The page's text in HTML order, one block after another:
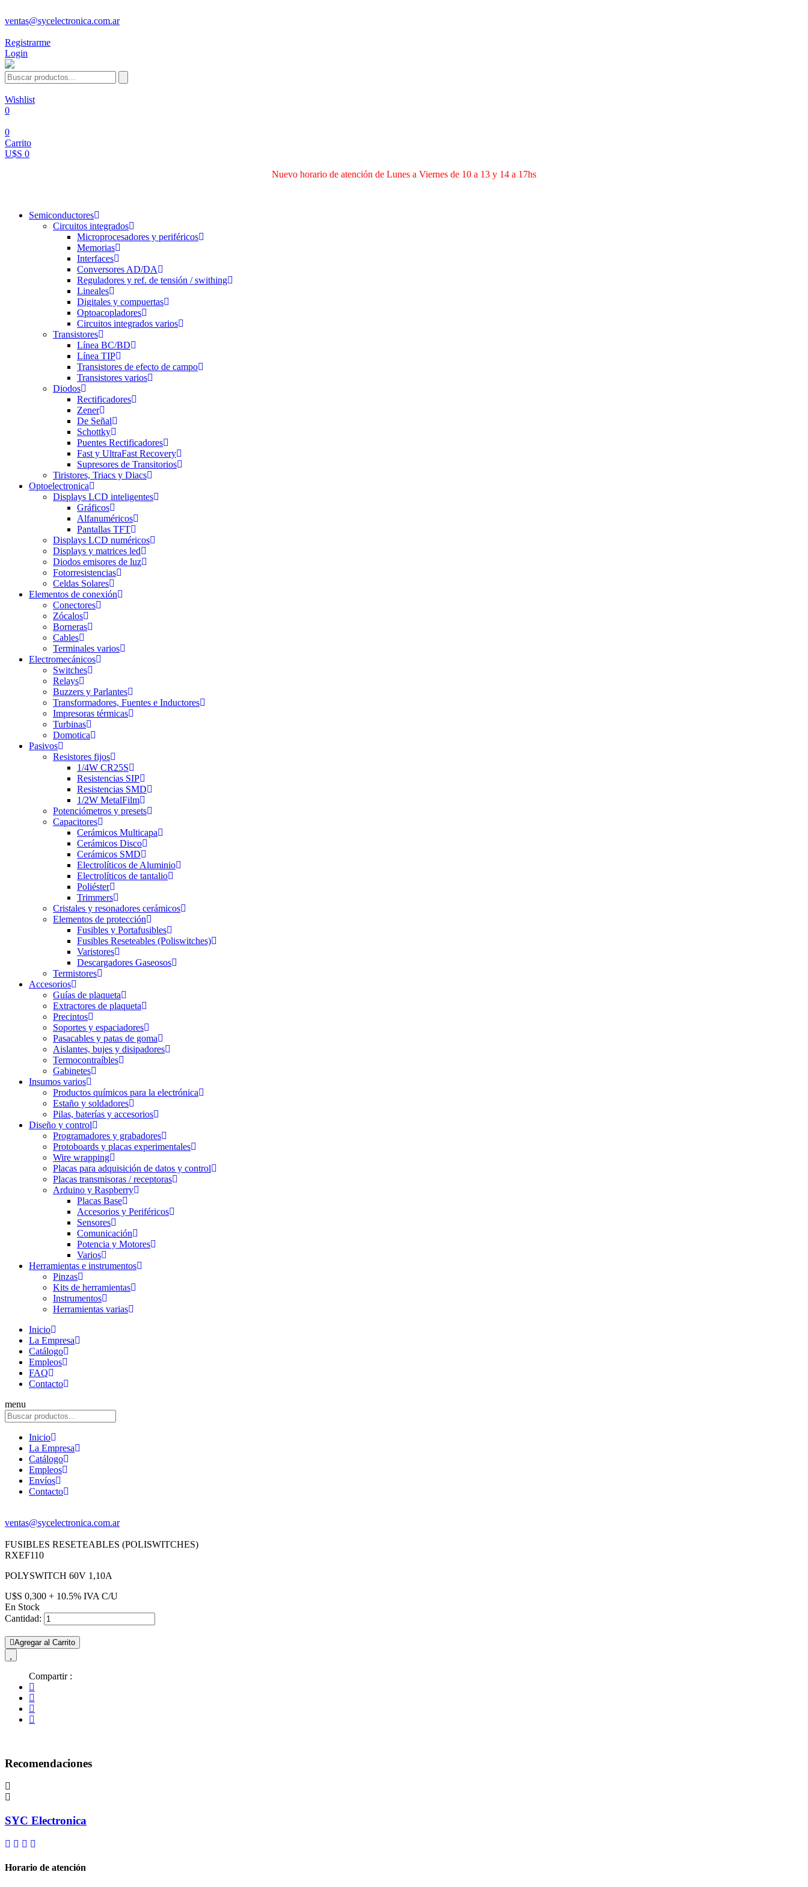
ventas@sycelectronica.com.ar
Registrarme
Login
Wishlist
0
0
Carrito
U$S 0
Nuevo horario de atención de Lunes a Viernes de 10 a 13 y 14 a 17hs
Semiconductores
Circuitos integrados
Microprocesadores y periféricos
Memorias
Interfaces
Conversores AD/DA
Reguladores y ref. de tensión / swithing
Lineales
Digitales y compuertas
Optoacopladores
Circuitos integrados varios
Transistores
Línea BC/BD
Línea TIP
Transistores de efecto de campo
Transistores varios
Diodos
Rectificadores
Zener
De Señal
Schottky
Puentes Rectificadores
Fast y UltraFast Recovery
Supresores de Transitorios
Tiristores, Triacs y Diacs
Optoelectronica
Displays LCD inteligentes
Gráficos
Alfanuméricos
Pantallas TFT
Displays LCD numéricos
Displays y matrices led
Diodos emisores de luz
Fotorresistencias
Celdas Solares
Elementos de conexión
Conectores
Zócalos
Borneras
Cables
Terminales varios
Electromecánicos
Switches
Relays
Buzzers y Parlantes
Transformadores, Fuentes e Inductores
Impresoras térmicas
Turbinas
Domotica
Pasivos
Resistores fijos
1/4W CR25S
Resistencias SIP
Resistencias SMD
1/2W MetalFilm
Potenciómetros y presets
Capacitores
Cerámicos Multicapa
Cerámicos Disco
Cerámicos SMD
Electrolíticos de Aluminio
Electrolíticos de tantalio
Poliéster
Trimmers
Cristales y resonadores cerámicos
Elementos de protección
Fusibles y Portafusibles
Fusibles Reseteables (Poliswitches)
Varistores
Descargadores Gaseosos
Termistores
Accesorios
Guías de plaqueta
Extractores de plaqueta
Precintos
Soportes y espaciadores
Pasacables y patas de goma
Aislantes, bujes y disipadores
Termocontraíbles
Gabinetes
Insumos varios
Productos químicos para la electrónica
Estaño y soldadores
Pilas, baterías y accesorios
Diseño y control
Programadores y grabadores
Protoboards y placas experimentales
Wire wrapping
Placas para adquisición de datos y control
Placas transmisoras / receptoras
Arduino y Raspberry
Placas Base
Accesorios y Periféricos
Sensores
Comunicación
Potencia y Motores
Varios
Herramientas e instrumentos
Pinzas
Kits de herramientas
Instrumentos
Herramientas varias
Inicio
La Empresa
Catálogo
Empleos
FAQ
Contacto
menu
Inicio
La Empresa
Catálogo
Empleos
Envíos
Contacto
ventas@sycelectronica.com.ar
FUSIBLES RESETEABLES (POLISWITCHES)
RXEF110
POLYSWITCH 60V 1,10A
U$S 0,300 + 10.5% IVA C/U
En Stock
Cantidad:
Agregar al Carrito
Compartir :
Recomendaciones
SYC Electronica
Horario de atención